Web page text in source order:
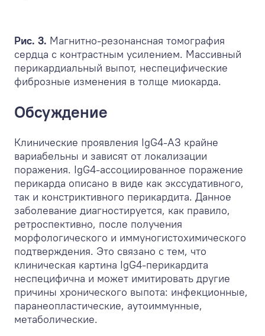
Рис. 3. Магнитно-резонансная томография
сердца с контрастным усилением. Массивный
перикардиальный выпот, неспецифические
фиброзные изменения в толще миокарда.
Обсуждение
Клинические проявления IgG4-АЗ крайне
вариабельны и зависят от локализации
поражения. IgG4-ассоциированное поражение
перикарда описано в виде как экссудативного,
так и констриктивного перикардита. Данное
заболевание диагностируется, как правило,
ретроспективно, после получения
морфологического и иммуногистохимического
подтверждения. Это связано с тем, что
клиническая картина IgG4-перикардита
неспецифична и может имитировать другие
причины хронического выпота: инфекционные,
паранеопластические, аутоиммунные,
метаболические.